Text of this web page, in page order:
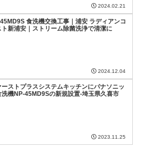
2024.02.21
食洗機交換工事｜浦安 ラディアンコ
ト新浦安｜ストリーム除菌洗浄で清潔に
2024.12.04
ーストプラスシステムキッチンにパナソニッ
洗機NP‐45MD9Sの新規設置-埼玉県久喜市
2023.11.25